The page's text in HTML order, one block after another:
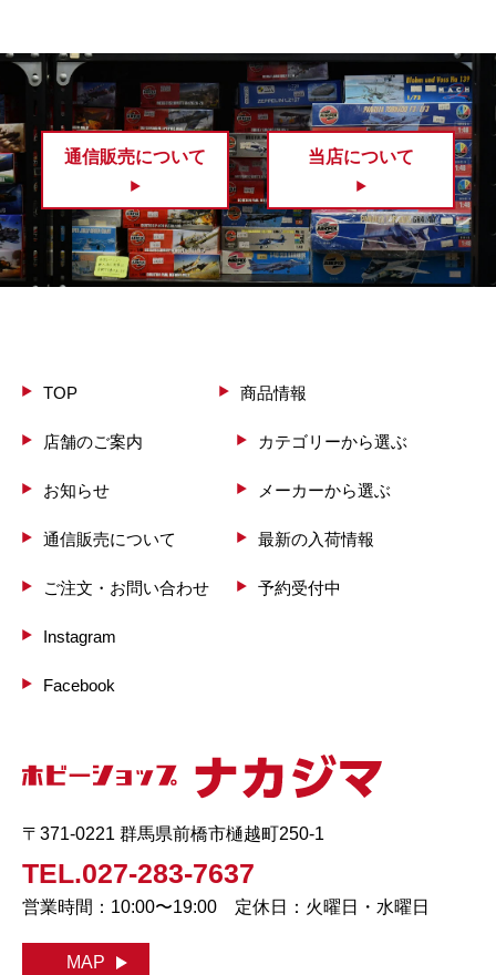
通信販売について 当店について
TOP
店舗のご案内
お知らせ
通信販売について
ご注文・お問い合わせ
Instagram
Facebook
商品情報
カテゴリーから選ぶ
メーカーから選ぶ
最新の入荷情報
予約受付中
〒371-0221 群馬県前橋市樋越町250-1
TEL.027-283-7637
営業時間：10:00〜19:00 定休日：火曜日・水曜日
MAP